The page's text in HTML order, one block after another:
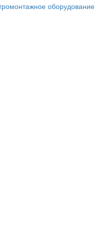
оборудование